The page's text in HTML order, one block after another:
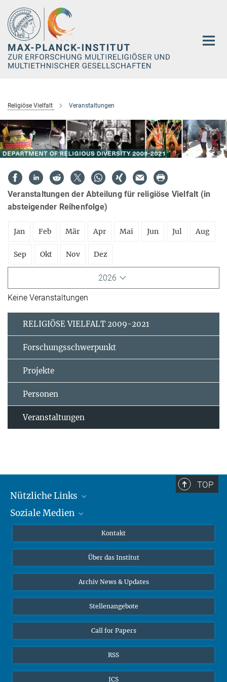
Hauptinhalt
Religiöse Vielfalt Veranstaltungen
Veranstaltungen der Abteilung für religiöse Vielfalt (in
absteigender Reihenfolge)
Jan Feb Mär Apr Mai Jun Jul Aug
Sep Okt Nov Dez
2026
Keine Veranstaltungen
RELIGIÖSE VIELFALT 2009-2021
Forschungsschwerpunkt
Projekte
Personen
Veranstaltungen
TOP
Nützliche Links
MMG Alumni Corner
Online-Vorträge
Interviews zum Thema "Diversity"
Soziale Medien
Bluesky
Kontakt
Über das Institut
Archiv News & Updates
Stellenangebote
Call for Papers
RSS
ICS